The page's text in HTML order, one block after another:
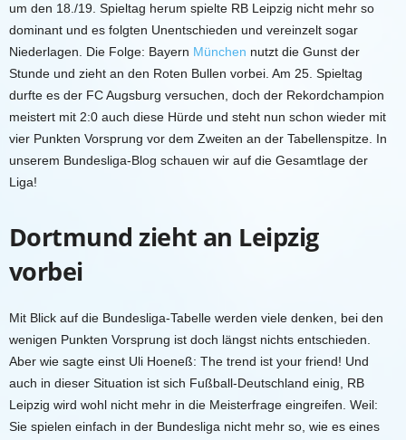
um den 18./19. Spieltag herum spielte RB Leipzig nicht mehr so
dominant und es folgten Unentschieden und vereinzelt sogar
Niederlagen. Die Folge: Bayern München nutzt die Gunst der
Stunde und zieht an den Roten Bullen vorbei. Am 25. Spieltag
durfte es der FC Augsburg versuchen, doch der Rekordchampion
meistert mit 2:0 auch diese Hürde und steht nun schon wieder mit
vier Punkten Vorsprung vor dem Zweiten an der Tabellenspitze. In
unserem Bundesliga-Blog schauen wir auf die Gesamtlage der
Liga!
Dortmund zieht an Leipzig
vorbei
Mit Blick auf die Bundesliga-Tabelle werden viele denken, bei den
wenigen Punkten Vorsprung ist doch längst nichts entschieden.
Aber wie sagte einst Uli Hoeneß: The trend ist your friend! Und
auch in dieser Situation ist sich Fußball-Deutschland einig, RB
Leipzig wird wohl nicht mehr in die Meisterfrage eingreifen. Weil:
Sie spielen einfach in der Bundesliga nicht mehr so, wie es eines